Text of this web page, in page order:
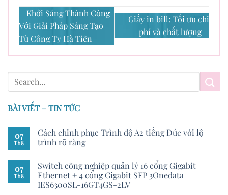
Khởi Sáng Thành Công
Với Giải Pháp Sáng Tạo
Từ Công Ty Hà Tiên
Giấy in bill: Tối ưu chi
phí và chất lượng
BÀI VIẾT – TIN TỨC
07
Th8
Cách chinh phục Trình độ A2 tiếng Đức với lộ
trình rõ ràng
07
Th8
Switch công nghiệp quản lý 16 cổng Gigabit
Ethernet + 4 cổng Gigabit SFP 3Onedata
IES6300SL-16GT4GS-2LV